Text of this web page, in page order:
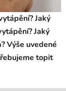
Jaký
Jaký
Výše uvedené
topit